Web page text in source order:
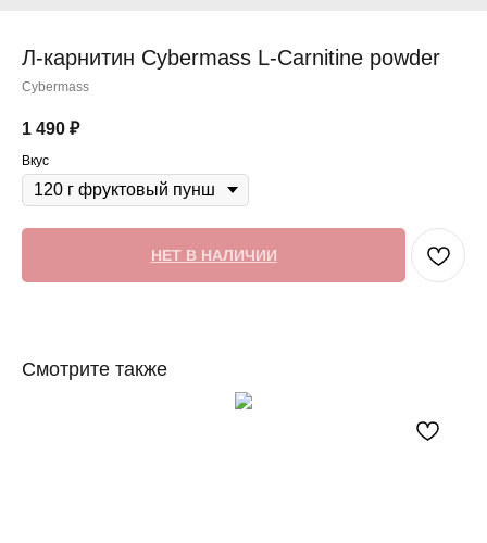
Л-карнитин Cybermass L-Carnitine powder
Cybermass
1 490 ₽
Вкус
НЕТ В НАЛИЧИИ
Смотрите также